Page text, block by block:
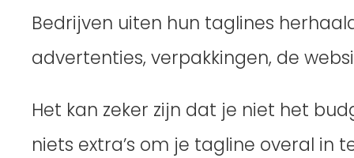
Bedrijven uiten hun taglines
advertenties, verpakkingen, de
Het kan zeker zijn dat je niet het
niets extra’s om je tagline overal in